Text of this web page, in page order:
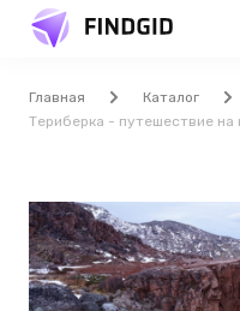
Главная Каталог
Териберка - путешествие на